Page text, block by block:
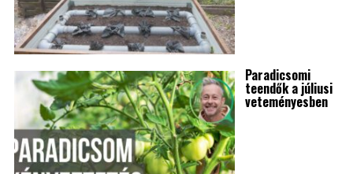
Paradicsomi
teendők a júliusi
veteményesben